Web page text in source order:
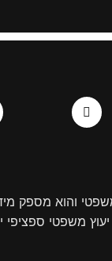
b
o
o
והוא מספק
משפטי